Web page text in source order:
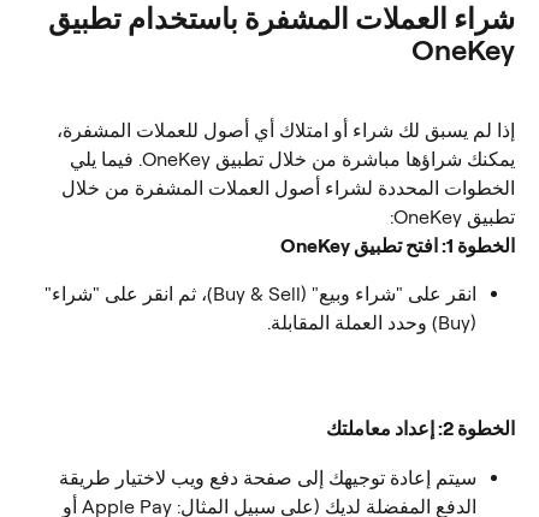
شراء العملات المشفرة باستخدام تطبيق
OneKey
إذا لم يسبق لك شراء أو امتلاك أي أصول للعملات المشفرة،
يمكنك شراؤها مباشرة من خلال تطبيق OneKey. فيما يلي
الخطوات المحددة لشراء أصول العملات المشفرة من خلال
تطبيق OneKey:
الخطوة 1: افتح تطبيق OneKey
انقر على "شراء وبيع" (Buy & Sell)، ثم انقر على "شراء"
(Buy) وحدد العملة المقابلة.
الخطوة 2: إعداد معاملتك
سيتم إعادة توجيهك إلى صفحة دفع ويب لاختيار طريقة
الدفع المفضلة لديك (على سبيل المثال: Apple Pay أو